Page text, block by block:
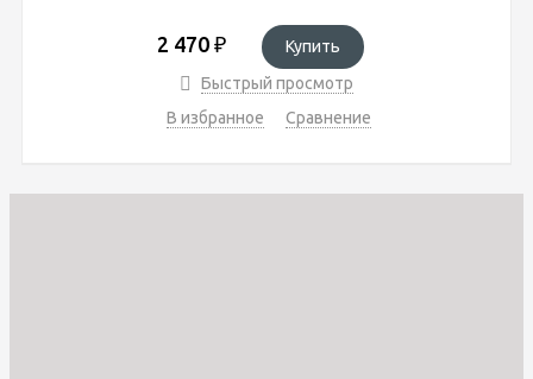
2 470 ₽
Купить
Быстрый просмотр
В избранное
Сравнение